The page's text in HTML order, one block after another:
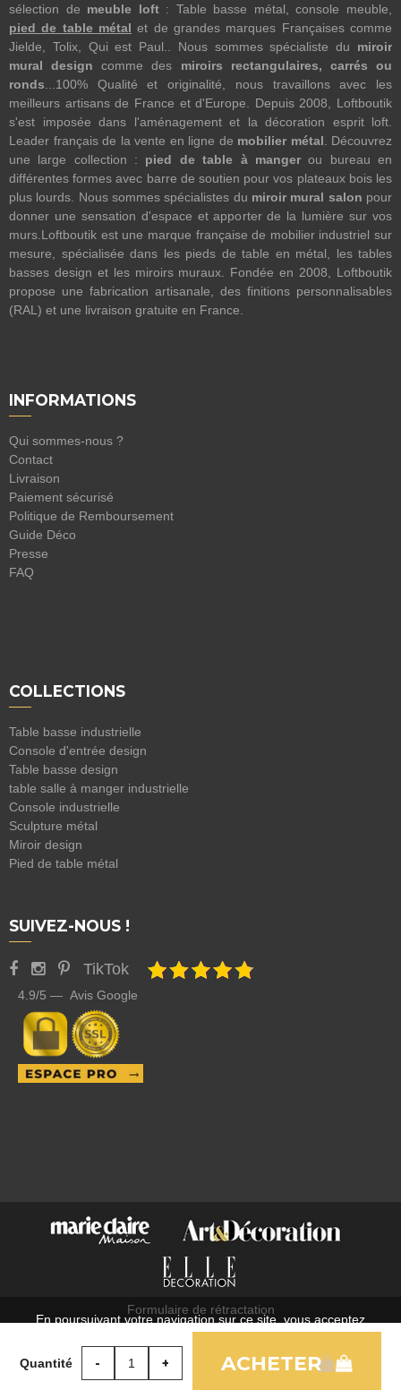
Quantité
sélection de meuble loft: Table basse métal, console meuble,
pied de table métal et de grandes marques Françaises comme
Jielde, Tolix, Qui est Paul.. Nous sommes spécialiste du miroir
mural design comme des miroirs rectangulaires, carrés ou
ronds ...100% Qualité et originalité, nous travaillons avec les
meilleurs artisans de France et d'Europe. Depuis 2008, Loftboutik
s'est imposée dans l'aménagement et la décoration esprit loft.
Leader français de la vente en ligne de mobilier métal . Découvrez
une large collection : pied de table à mangerou bureau en
différentes formes avec barre de soutien pour vos plateaux bois les
plus lourds. Nous sommes spécialistes du miroir mural salon pour
donner une sensation d'espace et apporter de la lumière sur vos
murs.Loftboutik est une marque française de mobilier industriel sur
mesure, spécialisée dans les pieds de table en métal, les tables
basses design et les miroirs muraux. Fondée en 2008, Loftboutik
propose une fabrication artisanale, des finitions personnalisables
(RAL) et une livraison gratuite en France.
INFORMATIONS
Qui sommes-nous ?
Contact
Livraison
Paiement sécurisé
Politique de Remboursement
Guide Déco
Presse
FAQ
COLLECTIONS
Table basse industrielle
Console d'entrée design
Table basse design
table salle à manger industrielle
Console industrielle
Sculpture métal
Miroir design
Pied de table métal
SUIVEZ-NOUS !
TikTok
4.9/5 — Avis Google
Formulaire de rétractation
Mentions légales
En poursuivant votre navigation sur ce site, vous acceptez